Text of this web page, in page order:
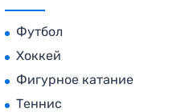
Футбол
Хоккей
Фигурное катание
Теннис